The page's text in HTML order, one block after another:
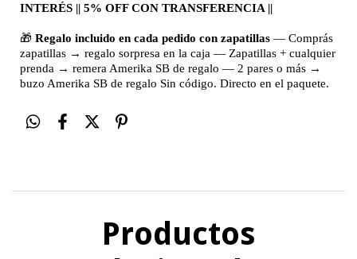
INTERÉS || 5% OFF CON TRANSFERENCIA ||
🎁 Regalo incluido en cada pedido con zapatillas — Comprás
zapatillas → regalo sorpresa en la caja — Zapatillas + cualquier
prenda → remera Amerika SB de regalo — 2 pares o más →
buzo Amerika SB de regalo Sin código. Directo en el paquete.
Productos